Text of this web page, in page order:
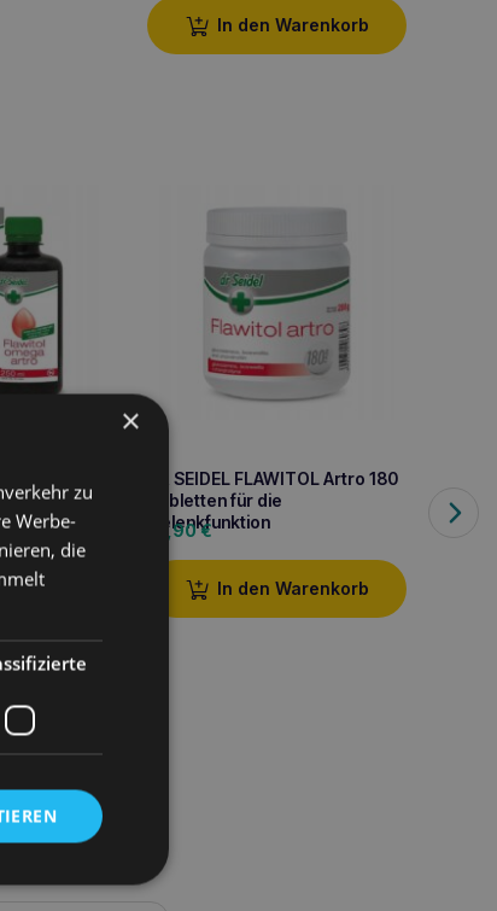
In den Warenkorb
DR SEIDEL FLAWITOL Artro 180
Tabletten für die
Gelenkfunktion
37,90€
In den Warenkorb
15,90
×
zu
Werbe-
die